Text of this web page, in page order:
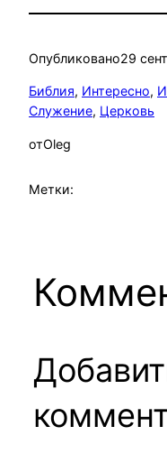
Опубликовано29
Библия, Интересно,
Служение, Церковь
отOleg
Метки: